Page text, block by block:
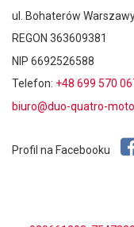
ul. Bohaterów
REGON 363609381
NIP 6692526588
Telefon: +48 699 570
biuro@duo-quatro-
Profil na Facebooku